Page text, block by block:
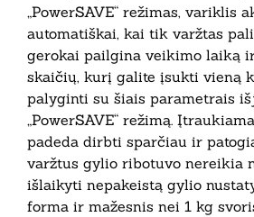
„PowerSAVE“ režimas, variklis
automatiškai, kai tik varžtas
gerokai pailgina veikimo laiką
skaičių, kurį galite įsukti vieną
palyginti su šiais parametrais
„PowerSAVE“ režimą.
padeda dirbti sparčiau ir
varžtus gylio ribotuvo nereikia
išlaikyti nepakeistą gylio
forma ir mažesnis nei 1 kg